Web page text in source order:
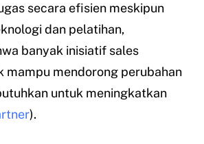
secara efisien meskipun
dan pelatihan,
banyak inisiatif sales
mampu mendorong perubahan
untuk meningkatkan
).